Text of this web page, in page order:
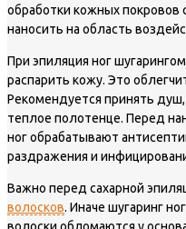
обработки кожных покровов
наносить на область
При эпиляция ног
распарить кожу. Это
Рекомендуется принять
теплое полотенце. Перед
ног обрабатывают
раздражения и
Важно перед сахарной
волосков. Иначе шугаринг